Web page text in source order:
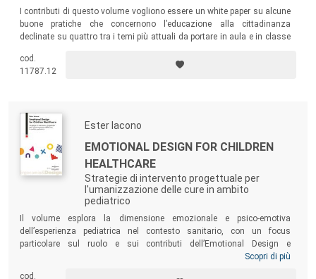
I contributi di questo volume vogliono essere un white paper su alcune
buone pratiche che concernono l’educazione alla cittadinanza
declinate su quattro tra i temi più attuali da portare in aula e in classe
ambientale, la valorizzazione del patrimonio culturale, ambientale e
paesaggistico mediante l’
cod.
11787.12
Ester Iacono
EMOTIONAL DESIGN FOR CHILDREN
HEALTHCARE
Strategie di intervento progettuale per
l'umanizzazione delle cure in ambito
pediatrico
Il volume esplora la dimensione emozionale e psico-emotiva
dell’esperienza pediatrica nel contesto sanitario, con un focus
particolare sul ruolo e sui contributi dell’Emotional Design e
dell’approccio Human-Centred Design (HCD). Il lavoro analizza il tema
Scopri di più
cod.